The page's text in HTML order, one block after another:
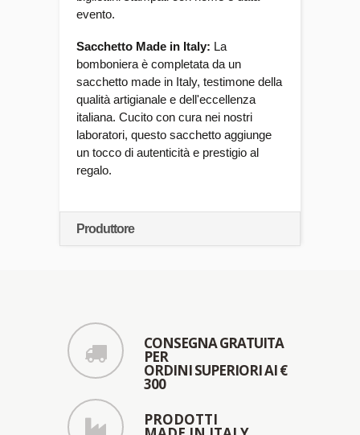
evento.
Sacchetto Made in Italy: La
bomboniera è completata da un
sacchetto made in Italy, testimone della
qualità artigianale e dell'eccellenza
italiana. Cucito con cura nei nostri
laboratori, questo sacchetto aggiunge
un tocco di autenticità e prestigio al
regalo.
Produttore
CONSEGNA GRATUITA
PER
ORDINI SUPERIORI AI €
300
PRODOTTI